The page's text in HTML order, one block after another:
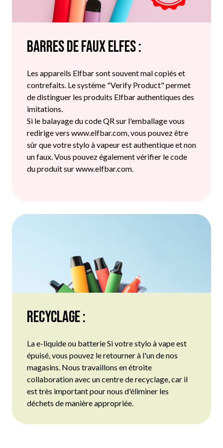
Barres de faux elfes :
Les appareils Elfbar sont souvent mal copiés et
contrefaits. Le système "Verify Product" permet
de distinguer les produits Elfbar authentiques des
imitations.
Si le balayage du code QR sur l'emballage vous
redirige vers www.elfbar.com, vous pouvez être
sûr que votre stylo à vapeur est authentique et non
un faux. Vous pouvez également vérifier le code
du produit sur www.elfbar.com.
Recyclage :
Lae-liquideou batterieSi votre stylo à vape est
épuisé, vous pouvez le retourner à l'un de nos
magasins. Nous travaillons en étroite
collaboration avec un centre de recyclage, car il
est très important pour nous d'éliminer les
déchets de manière appropriée.